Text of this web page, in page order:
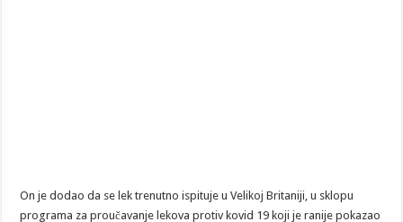
On je dodao da se lek trenutno ispituje u Velikoj Britaniji, u sklopu
programa za proučavanje lekova protiv kovid 19 koji je ranije pokazao